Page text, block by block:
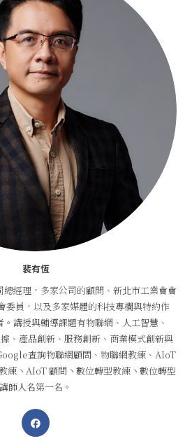
裴有恆
經理，多家公司的顧問、新北市工業會會
委員，以及多家媒體的科技專欄與特約作
講授與輔導課題有物聯網、人工智慧、
、產品創新、服務創新、商業模式創新與
查詢物聯網顧問、物聯網教練、AIoT
練丶AIoT 顧問丶數位轉型教練丶數位轉型
講師人名第一名。